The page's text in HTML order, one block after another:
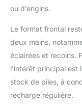
ou d’engins.
Le format frontal
deux mains,
éclairées et recoins.
l’intérêt principal est
stock de piles, à
recharge régulière.